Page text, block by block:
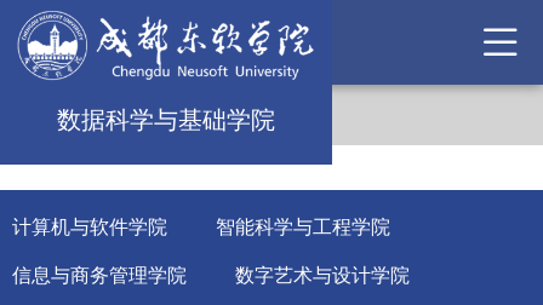
数据科学与基础学院
计算机与软件学院 智能科学与工程学院
信息与商务管理学院 数字艺术与设计学院